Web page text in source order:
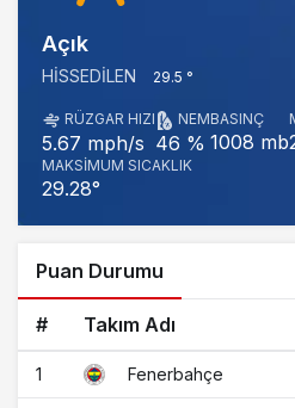
Açık
HISSEDILEN 29.5 °
RÜZGAR HIZI
5.67 mph/s
NEM
46 %
BASINÇ
1008 mb
MAKSIMUM SICAKLIK
29.28°
Puan Durumu
# Takım Adı
1 Fenerbahçe